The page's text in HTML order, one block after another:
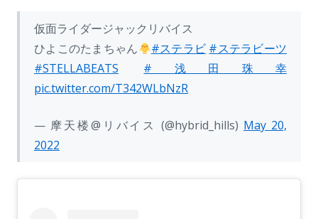
仮面ライダージャックリバイス
ひよこのたまちゃん
#ステラビ #ステラビーツ
#STELLABEATS
#浅田珠幸
pic.twitter.com/T342WLbNzR
— 摩天楼@リバイス (@hybrid_hills) May 20,
2022